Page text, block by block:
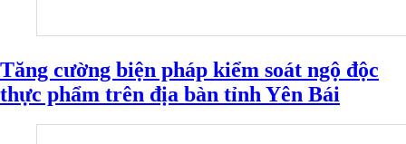
Tăng cường biện pháp kiểm soát ngộ độc
thực phẩm trên địa bàn tỉnh Yên Bái